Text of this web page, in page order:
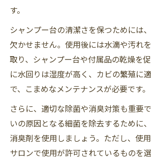
す。
シャンプー台の清潔さを保つためには
欠かせません。使用後には水滴や汚れ
取り、シャンプー台や付属品の乾燥を
に水回りは湿度が高く、カビの繁殖に
で、こまめなメンテナンスが必要です。
さらに、適切な除菌や消臭対策も重要
いの原因となる細菌を除去するために
消臭剤を使用しましょう。ただし、使
サロンで使用が許可されているものを